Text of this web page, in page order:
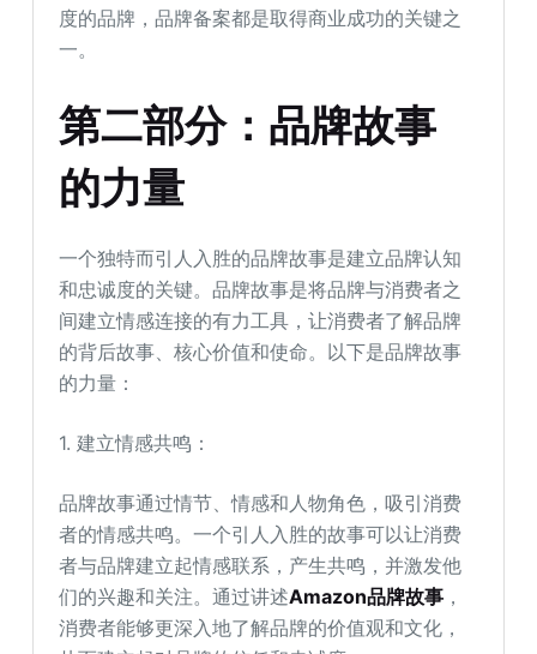
度的品牌，品牌备案都是取得商业成功的关键之
一。
第二部分：品牌故事
的力量
一个独特而引人入胜的品牌故事是建立品牌认知
和忠诚度的关键。品牌故事是将品牌与消费者之
间建立情感连接的有力工具，让消费者了解品牌
的背后故事、核心价值和使命。以下是品牌故事
的力量：
1. 建立情感共鸣：
品牌故事通过情节、情感和人物角色，吸引消费
者的情感共鸣。一个引人入胜的故事可以让消费
者与品牌建立起情感联系，产生共鸣，并激发他
们的兴趣和关注。通过讲述Amazon品牌故事 ，
消费者能够更深入地了解品牌的价值观和文化，